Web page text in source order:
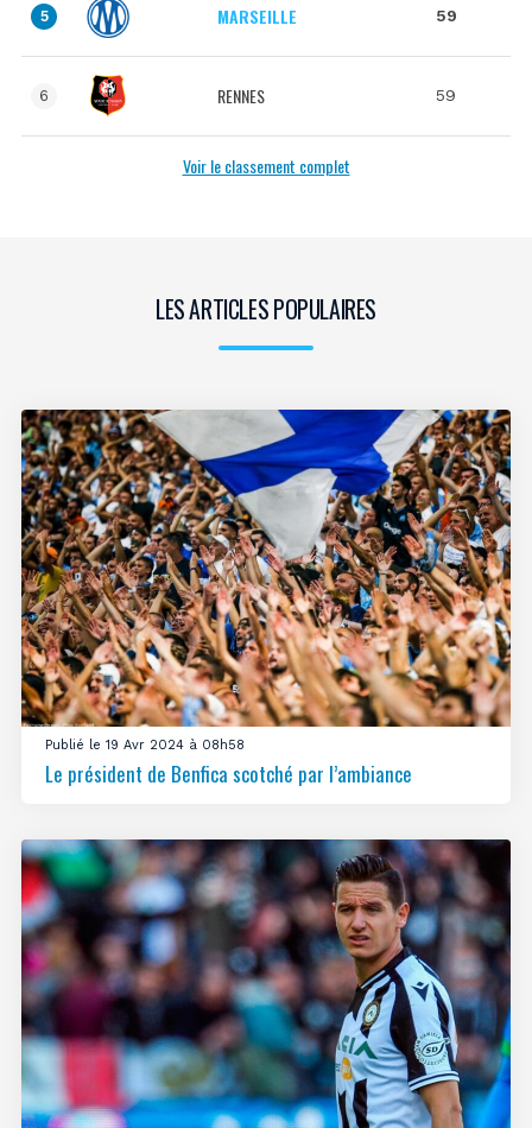
5 MARSEILLE 59
6 RENNES 59
Voir le classement complet
LES ARTICLES POPULAIRES
Publié le 19 Avr 2024 à 08h58
Le président de Benfica scotché par l’ambiance